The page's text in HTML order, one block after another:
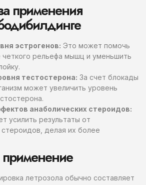
применения
эстрогенов: Это может помочь
четкого рельефа мышц и уменьшить
тестостерона: За счет блокады
может увеличить уровень
анаболических стероидов:
усилить результаты от
стероидов, делая их более
летрозола обычно составляет